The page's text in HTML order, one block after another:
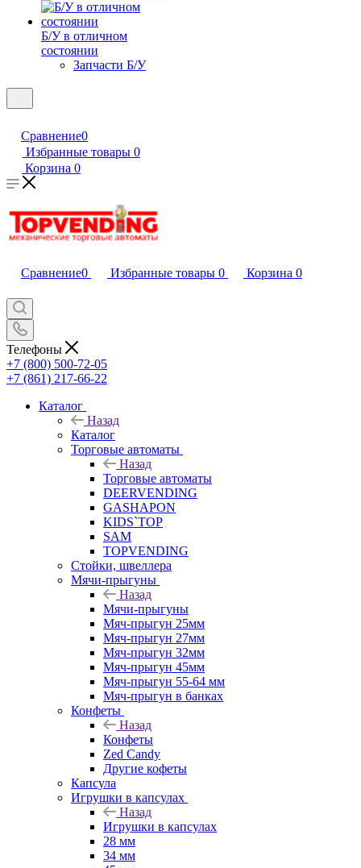
Б/У в отличном
состоянии
Запчасти Б/У
Сравнение0
Избранные товары 0
Корзина 0
Сравнение0 Избранные товары 0 Корзина 0
Телефоны
+7 (800) 500-72-05
+7 (861) 217-66-22
Каталог
Назад
Каталог
Торговые автоматы
Назад
Торговые автоматы
DEERVENDING
GASHAPON
KIDS`TOP
SAM
TOPVENDING
Стойки, швеллера
Мячи-прыгуны
Назад
Мячи-прыгуны
Мяч-прыгун 25мм
Мяч-прыгун 27мм
Мяч-прыгун 32мм
Мяч-прыгун 45мм
Мяч-прыгун 55-64 мм
Мяч-прыгун в банках
Конфеты
Назад
Конфеты
Zed Candy
Другие кофеты
Капсула
Игрушки в капсулах
Назад
Игрушки в капсулах
28 мм
34 мм